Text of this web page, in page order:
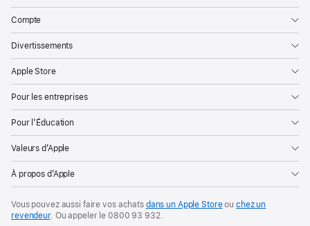
Compte
Divertissements
Apple Store
Pour les entreprises
Pour l’Éducation
Valeurs d’Apple
À propos d’Apple
Vous pouvez aussi faire vos achats dans un Apple Storeouchez un
revendeur. Ouappeler le0800 93 932.